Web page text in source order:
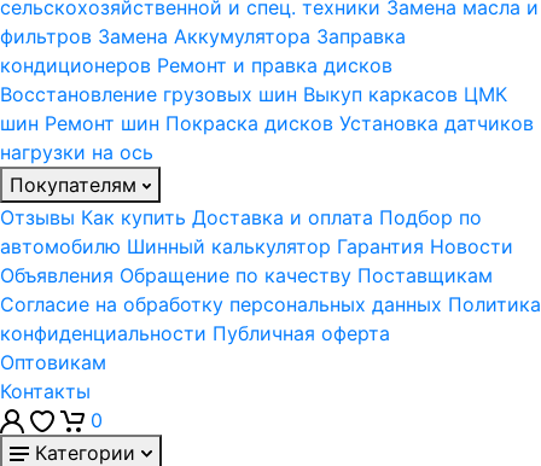
сельскохозяйственной и спец. техники Замена масла и
фильтров Замена Аккумулятора Заправка
кондиционеров Ремонт и правка дисков
Восстановление грузовых шин Выкуп каркасов ЦМК
шин Ремонт шин Покраска дисков Установка датчиков
нагрузки на ось
Покупателям
Отзывы Как купить Доставка и оплата Подбор по
автомобилю Шинный калькулятор Гарантия Новости
Объявления Обращение по качеству Поставщикам
Согласие на обработку персональных данных Политика
конфиденциальности Публичная оферта
Оптовикам
Контакты
0
Категории